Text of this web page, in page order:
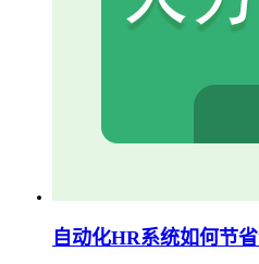
自动化HR系统如何节